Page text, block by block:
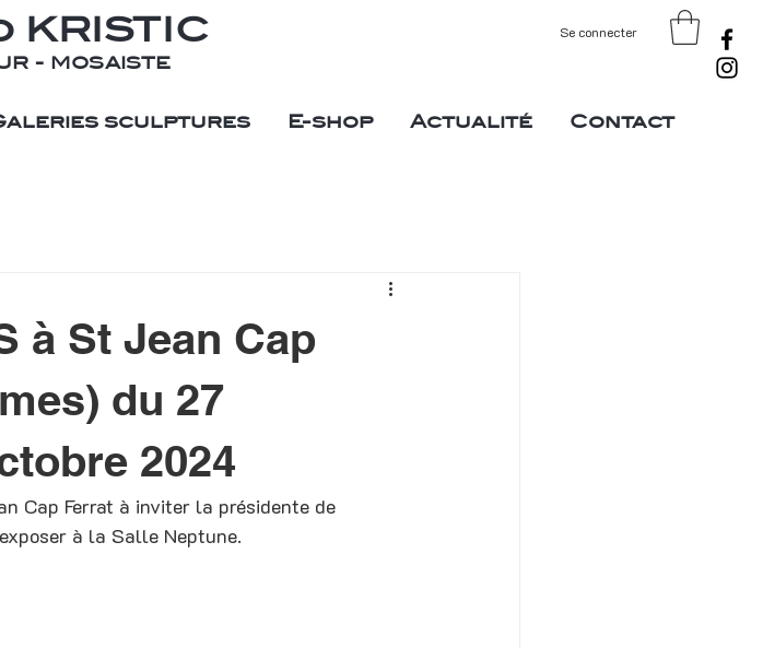
KRISTIC
- MOSAISTE
Se connecter
sculptures E-shop Actualité Contact
à St Jean Cap
du 27
2024
Cap Ferrat à inviter la présidente de
à la Salle Neptune.